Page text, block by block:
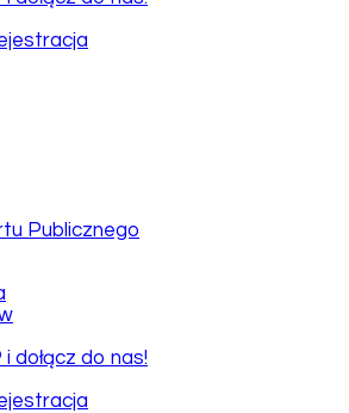
Publicznego
dołącz do nas!